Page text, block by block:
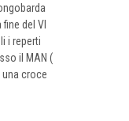
del VI
i reperti
il MAN (
croce